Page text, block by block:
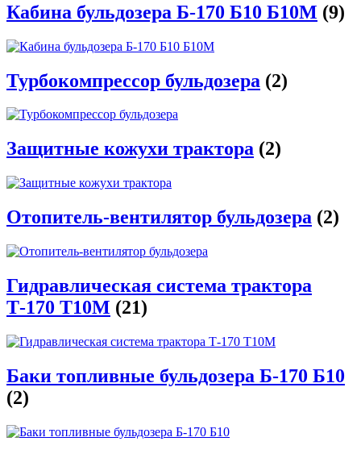
Кабина бульдозера Б-170 Б10 Б10М (9)
Турбокомпрессор бульдозера (2)
Защитные кожухи трактора (2)
Отопитель-вентилятор бульдозера (2)
Гидравлическая система трактора
Т-170 Т10М (21)
Баки топливные бульдозера Б-170 Б10
(2)